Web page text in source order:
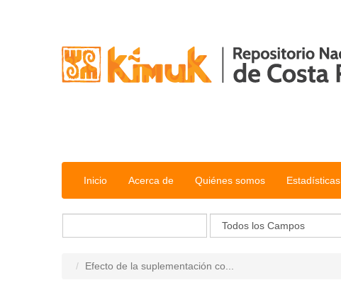
Inicio Acerca de Quiénes somos Estadísticas
Efecto de la suplementación co...